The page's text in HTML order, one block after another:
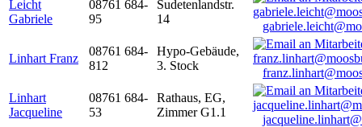
Leicht
Gabriele
08761 684-
95
Sudetenlandstr.
14
Linhart Franz
08761 684-
812
Hypo-Gebäude,
3. Stock
Linhart
Jacqueline
08761 684-
53
Rathaus, EG,
Zimmer G1.1